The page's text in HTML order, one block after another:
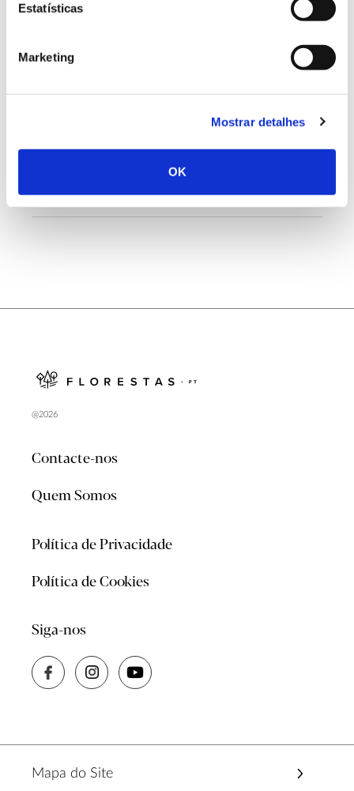
Estatísticas
Marketing
Mostrar detalhes
OK
Registar galhas de Trichi em acácia-das-espigas:
cidadãos chamados a ajudar
Natureza e florestas procuram jovens voluntários
@2026
Contacte-nos
Quem Somos
Política de Privacidade
Política de Cookies
Siga-nos
Mapa do Site